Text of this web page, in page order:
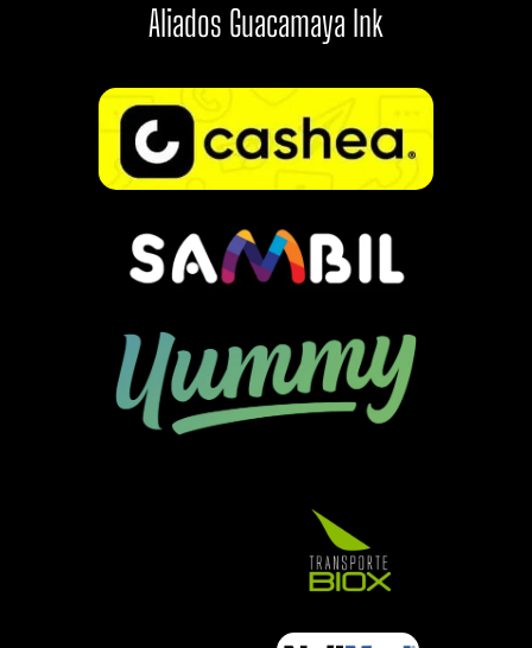
Aliados Guacamaya Ink